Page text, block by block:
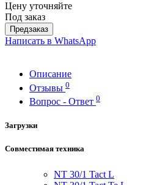
Цену уточняйте
Под заказ
Предзаказ
Написать в WhatsApp
Описание
Отзывы 0
Вопрос - Ответ 0
Загрузки
Совместимая техника
NT 30/1 TactL